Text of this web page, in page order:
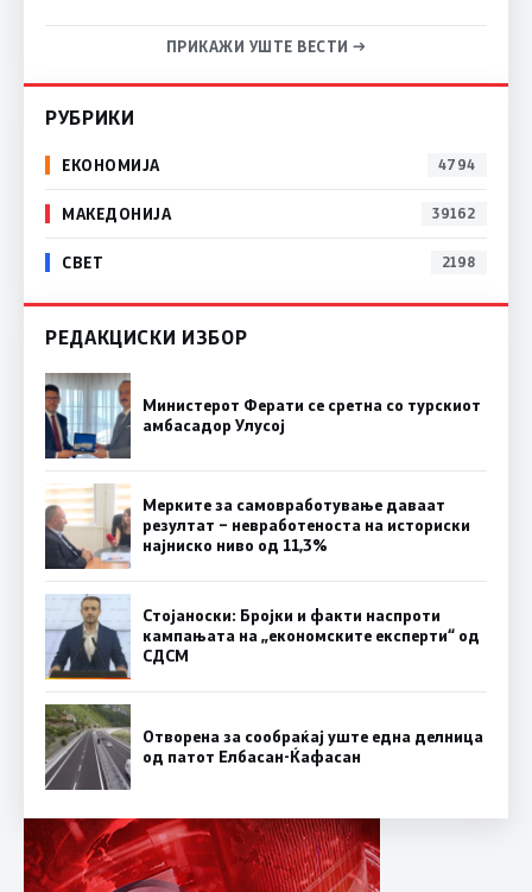
ПРИКАЖИ УШТЕ ВЕСТИ →
РУБРИКИ
ЕКОНОМИЈА 4794
МАКЕДОНИЈА 39162
СВЕТ 2198
РЕДАКЦИСКИ ИЗБОР
Министерот Ферати се сретна со турскиот
амбасадор Улусој
Мерките за самовработување даваат
резултат – невработеноста на историски
најниско ниво од 11,3%
Стојаноски: Бројки и факти наспроти
кампањата на „економските експерти“ од
СДСM
Отворена за сообраќај уште една делница
од патот Елбасан-Ќафасан